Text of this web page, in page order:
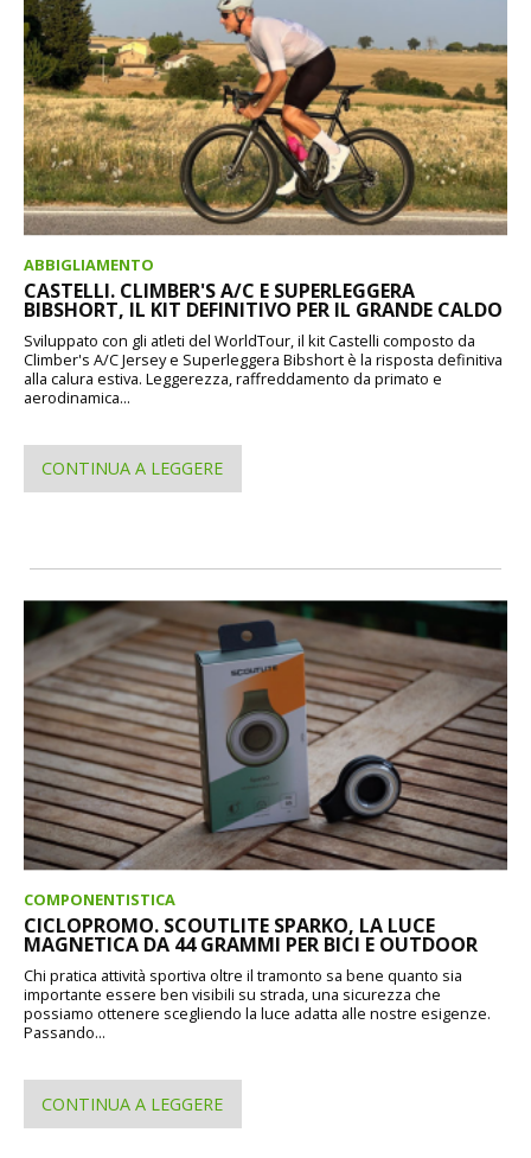
ABBIGLIAMENTO
CASTELLI. CLIMBER'S A/C E SUPERLEGGERA
BIBSHORT, IL KIT DEFINITIVO PER IL GRANDE CALDO
Sviluppato con gli atleti del WorldTour, il kit Castelli composto da
Climber's A/C Jersey e Superleggera Bibshort è la risposta definitiva
alla calura estiva. Leggerezza, raffreddamento da primato e
aerodinamica...
CONTINUA A LEGGERE
COMPONENTISTICA
CICLOPROMO. SCOUTLITE SPARKO, LA LUCE
MAGNETICA DA 44 GRAMMI PER BICI E OUTDOOR
Chi pratica attività sportiva oltre il tramonto sa bene quanto sia
importante essere ben visibili su strada, una sicurezza che
possiamo ottenere scegliendo la luce adatta alle nostre esigenze.
Passando...
CONTINUA A LEGGERE